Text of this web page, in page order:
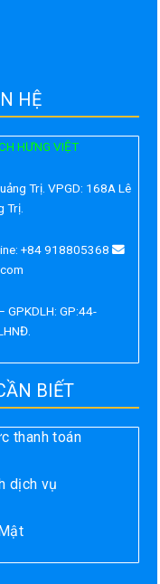
HỆ
HƯNG VIỆT
Trị. VPGD: 168A Lê
Trị.
+84 918805368
GP:44-
BIẾT
thanh toán
dịch vụ